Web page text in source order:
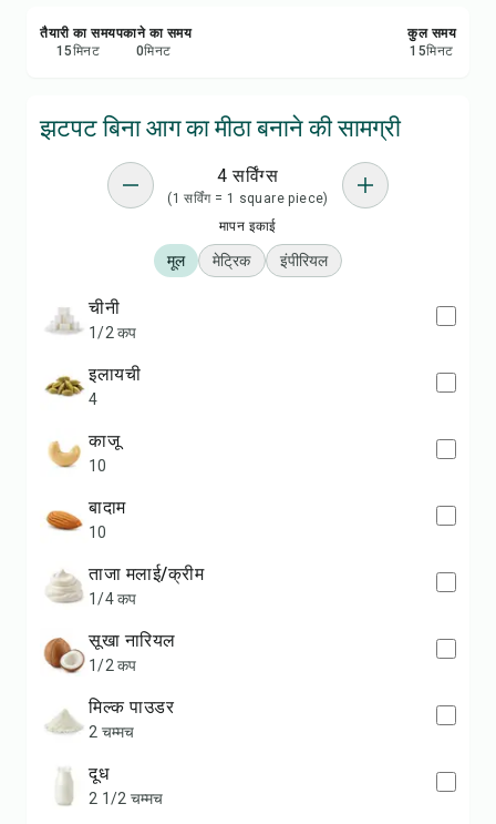
तैयारी का समय
15मिनट
पकाने का समय
0मिनट
कुल समय
15मिनट
झटपट बिना आग का मीठा बनाने की सामग्री
4 सर्विंग्स
(1 सर्विंग = 1 square piece)
मापन इकाई
मूल मेट्रिक इंपीरियल
चीनी
1/2 कप
इलायची
4
काजू
10
बादाम
10
ताजा मलाई/क्रीम
1/4 कप
सूखा नारियल
1/2 कप
मिल्क पाउडर
2 चम्मच
दूध
2 1/2 चम्मच